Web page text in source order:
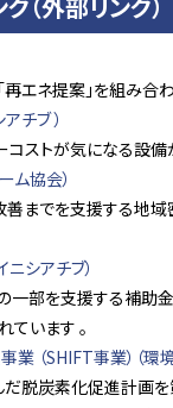
再エネ提案」を組み
チブ ）
ストが気になる設
ム協会）
までを支援する地
シアチブ）
部を支援する補助
います 。
（SHIFT事業）（環
脱炭素化促進計画